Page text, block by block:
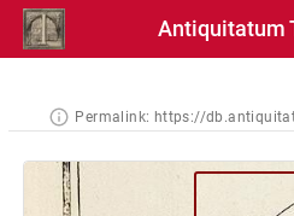
Antiquitatum
Permalink: https://